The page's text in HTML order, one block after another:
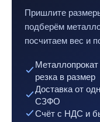
Пришлите
подберём
посчитаем вес и
резка в размер
Доставка от
СЗФО
Счёт с НДС и